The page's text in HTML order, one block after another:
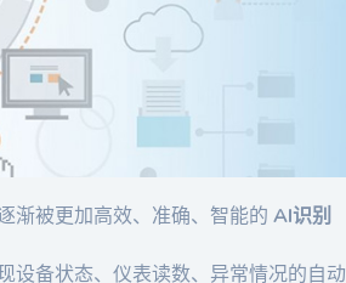
渐被更加高效、准确、智能的 AI识别
设备状态、仪表读数、异常情况的自动